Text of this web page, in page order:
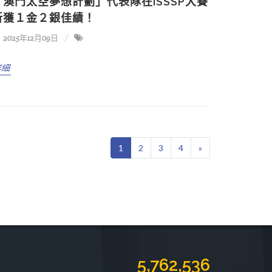
獲１金２銀佳績！
2025年12月09日
1 2 3 4 »
7,063,742